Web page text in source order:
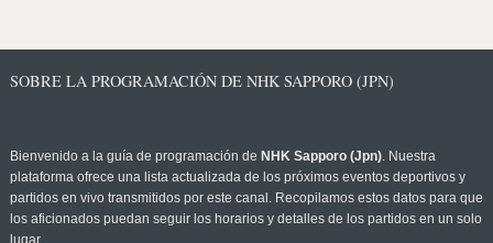
SOBRE LA PROGRAMACIÓN DE NHK SAPPORO (JPN)
Bienvenido a la guía de programación de NHK Sapporo (Jpn). Nuestra
plataforma ofrece una lista actualizada de los próximos eventos deportivos y
partidos en vivo transmitidos por este canal. Recopilamos estos datos para que
los aficionados puedan seguir los horarios y detalles de los partidos en un solo
lugar.